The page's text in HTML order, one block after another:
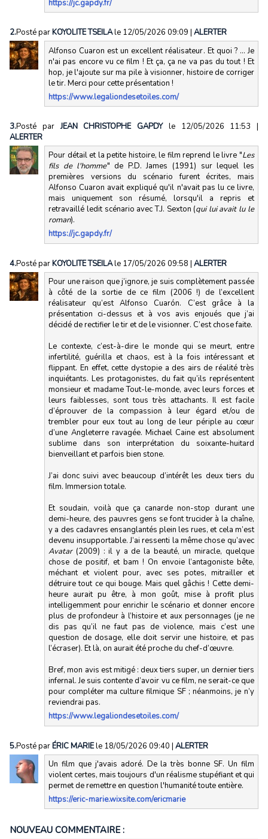
https://jc.gapdy.fr/
2.Posté parKOYOLITE TSEILAle 12/05/2026 09:09 | ALERTER
Alfonso Cuaron est un excellent réalisateur. Et quoi ? ... Je
n'ai pas encore vu ce film ! Et ça, ça ne va pas du tout ! Et
hop, je l'ajoute sur ma pile à visionner, histoire de corriger
le tir. Merci pour cette présentation !
https://www.legaliondesetoiles.com/
3.Posté parJEAN CHRISTOPHE GAPDY le 12/05/2026 11:53 |
ALERTER
Pour détail et la petite histoire, le film reprend le livre "Les
fils de l'homme" de P.D. James (1991) sur lequel les
premières versions du scénario furent écrites, mais
Alfonso Cuaron avait expliqué qu'il n'avait pas lu ce livre,
mais uniquement son résumé, lorsqu'il a repris et
retravaillé ledit scénario avec T.J. Sexton (qui lui avait lu le
roman).
https://jc.gapdy.fr/
4.Posté parKOYOLITE TSEILAle 17/05/2026 09:58 | ALERTER
Pour une raison que j’ignore, je suis complètement passée
à côté de la sortie de ce film (2006 !) de l’excellent
réalisateur qu’est Alfonso Cuarón. C’est grâce à la
présentation ci-dessus et à vos avis enjoués que j’ai
décidé de rectifier le tir et de le visionner. C’est chose faite.
Le contexte, c’est-à-dire le monde qui se meurt, entre
infertilité, guérilla et chaos, est à la fois intéressant et
flippant. En effet, cette dystopie a des airs de réalité très
inquiétants. Les protagonistes, du fait qu’ils représentent
monsieur et madame Tout-le-monde, avec leurs forces et
leurs faiblesses, sont tous très attachants. Il est facile
d’éprouver de la compassion à leur égard et/ou de
trembler pour eux tout au long de leur périple au cœur
d’une Angleterre ravagée. Michael Caine est absolument
sublime dans son interprétation du soixante-huitard
bienveillant et parfois bien stone.
J’ai donc suivi avec beaucoup d’intérêt les deux tiers du
film. Immersion totale.
Et soudain, voilà que ça canarde non-stop durant une
demi-heure, des pauvres gens se font trucider à la chaîne,
y a des cadavres ensanglantés plein les rues, et cela m’est
devenu insupportable. J’ai ressenti la même chose qu’avec
Avatar(2009) : il y a de la beauté, un miracle, quelque
chose de positif, et bam ! On envoie l’antagoniste bête,
méchant et violent pour, avec ses potes, mitrailler et
détruire tout ce qui bouge. Mais quel gâchis ! Cette demi-
heure aurait pu être, à mon goût, mise à profit plus
intelligemment pour enrichir le scénario et donner encore
plus de profondeur à l’histoire et aux personnages (je ne
dis pas qu’il ne faut pas de violence, mais c’est une
question de dosage, elle doit servir une histoire, et pas
l’écraser). Et là, on aurait été proche du chef-d’œuvre.
Bref, mon avis est mitigé : deux tiers super, un dernier tiers
infernal. Je suis contente d’avoir vu ce film, ne serait-ce que
pour compléter ma culture filmique SF ; néanmoins, je n’y
reviendrai pas.
https://www.legaliondesetoiles.com/
5.Posté parÉRIC MARIEle 18/05/2026 09:40 | ALERTER
Un film que j'avais adoré. De la très bonne SF. Un film
violent certes, mais toujours d'un réalisme stupéfiant et qui
permet de remettre en question l'humanité toute entière.
https://eric-marie.wixsite.com/ericmarie
NOUVEAU COMMENTAIRE :